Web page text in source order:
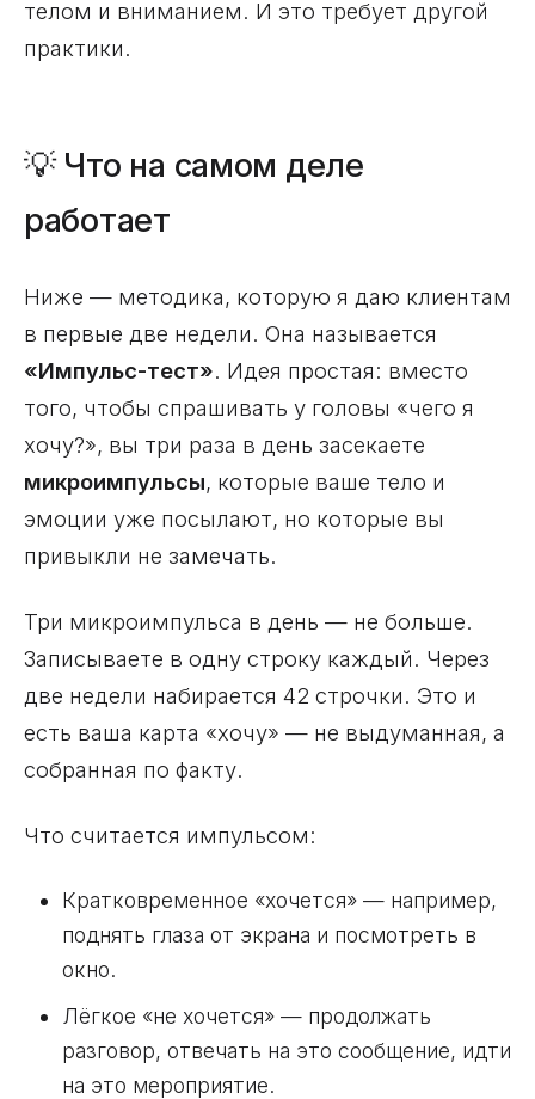
телом и вниманием. И это требует другой
практики.
💡 Что на самом деле
работает
Ниже — методика, которую я даю клиентам
в первые две недели. Она называется
«Импульс-тест». Идея простая: вместо
того, чтобы спрашивать у головы «чего я
хочу?», вы три раза в день засекаете
микроимпульсы, которые ваше тело и
эмоции уже посылают, но которые вы
привыкли не замечать.
Три микроимпульса в день — не больше.
Записываете в одну строку каждый. Через
две недели набирается 42 строчки. Это и
есть ваша карта «хочу» — не выдуманная, а
собранная по факту.
Что считается импульсом:
Кратковременное «хочется» — например,
поднять глаза от экрана и посмотреть в
окно.
Лёгкое «не хочется» — продолжать
разговор, отвечать на это сообщение, идти
на это мероприятие.